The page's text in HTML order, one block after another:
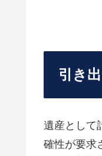
引き
遺産として
確性が要求